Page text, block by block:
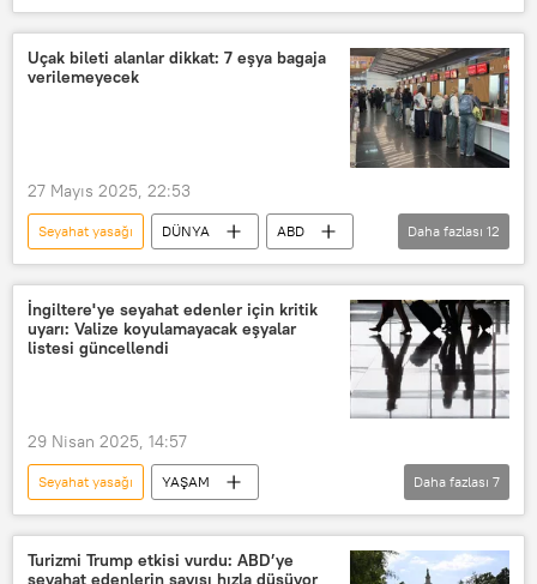
İran
Seyahat
Yurtdışı seyahat
Seyahat kısıtlaması
Seyahat uyarısı
Uçak bileti alanlar dikkat: 7 eşya bagaja
verilemeyecek
27 Mayıs 2025, 22:53
Seyahat yasağı DÜNYA
ABD
Uçak
Uçak seferi
Uçak seferleri
uçak bileti
Yolcu
Yolcu uçağı
seyahat acentesi
Daha fazlası 12
İngiltere'ye seyahat edenler için kritik
uyarı: Valize koyulamayacak eşyalar
listesi güncellendi
29 Nisan 2025, 14:57
Seyahat yasağı
YAŞAM
Sivil Havacılık Otoritesi
İngiltere
Seyahat
Yurtdışı seyahat
Daha fazlası 7
Turizmi Trump etkisi vurdu: ABD’ye
seyahat edenlerin sayısı hızla düşüyor